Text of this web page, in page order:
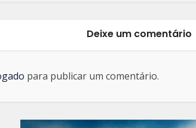
Deixe um comentário
para publicar um comentário.